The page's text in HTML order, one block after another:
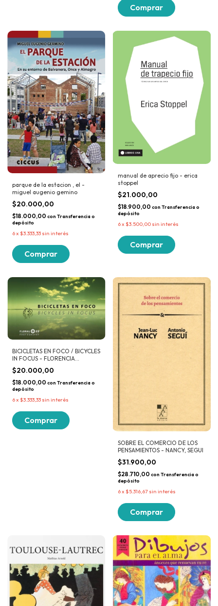
parque de la estacion , el -
miguel augenio gemino
$20.000,00
$18.000,00 con Transferencia o
depósito
6x $3.333,33 sin interés
manual de aprecio fijo - erica
stoppel
$21.000,00
$18.900,00 con Transferencia o
depósito
6x $3.500,00 sin interés
BICICLETAS EN FOCO / BICYCLES
IN FOCUS - FLORENCIA
ALZUGARAY
$20.000,00
$18.000,00 con Transferencia o
depósito
6x $3.333,33 sin interés
SOBRE EL COMERCIO DE LOS
PENSAMIENTOS - NANCY, SEGUI
$31.900,00
$28.710,00 con Transferencia o
depósito
6x $5.316,67 sin interés